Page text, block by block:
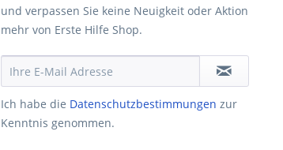
und verpassen Sie keine Neuigkeit oder Aktion
mehr von Erste Hilfe Shop.
Ich habe die Datenschutzbestimmungen zur
Kenntnis genommen.